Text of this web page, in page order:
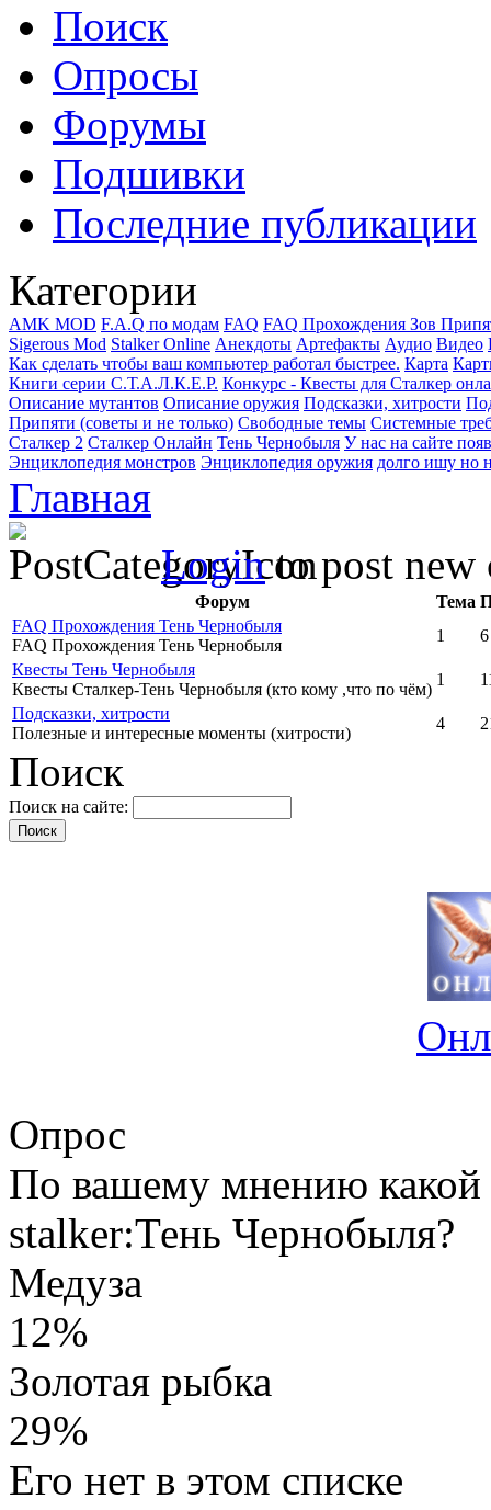
Поиск
Опросы
Форумы
Подшивки
Последние публикации
Категории
AMK MOD F.A.Q по модам FAQ FAQ Прохождения Зов
Sigerous Mod Stalker Online Анекдоты Артефакты Аудио Видео
Как сделать чтобы ваш компьютер работал быстрее. Карта
Книги серии С.Т.А.Л.К.Е.Р. Конкурс - Квесты для Сталкер
Описание мутантов Описание оружия Подсказки, хитрости
Припяти (советы и не только) Свободные темы Системные
Сталкер 2 Сталкер Онлайн Тень Чернобыля У нас на сайте
Энциклопедия монстров Энциклопедия оружия долго ишу но
Главная
Loginto post new
Форум Тема
FAQ Прохождения Тень Чернобыля
FAQ Прохождения Тень Чернобыля
1
6
Квесты Тень Чернобыля
Квесты Сталкер-Тень Чернобыля (кто кому ,что по чём)
1
Подсказки, хитрости
Полезные и интересные моменты (хитрости)
4
Поиск
Поиск на сайте:
Опрос
По вашему мнению
stalker:Тень Чернобыля?
Медуза
12%
Золотая рыбка
29%
Его нет в этом списке